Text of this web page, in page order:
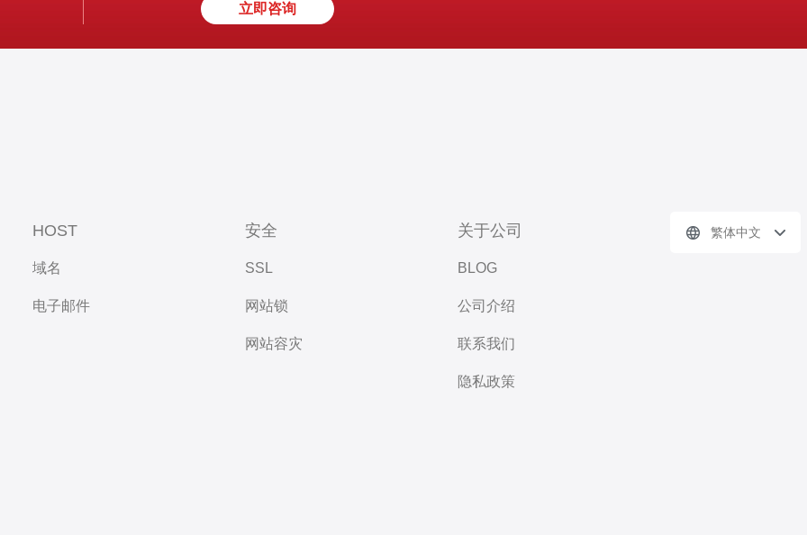
立即咨询
HOST
域名
电子邮件
安全
SSL
网站锁
网站容灾
关于公司
BLOG
公司介绍
联系我们
隐私政策
繁体中文